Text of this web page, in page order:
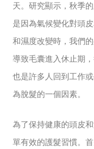
天。研究顯示，秋季
是因為氣候變化對頭
和濕度改變時，我們
導致毛囊進入休止期
也是許多人回到工作
為脫髮的一個因素。
為了保持健康的頭皮
單有效的護髮習慣。